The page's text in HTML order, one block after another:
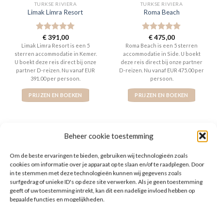
Beheer cookie toestemming
Om de beste ervaringen te bieden, gebruiken wij technologieën zoals
cookies om informatie over je apparaat op te slaan en/of te raadplegen. Door
in te stemmen met deze technologieën kunnen wij gegevens zoals
surfgedrag of unieke ID's op deze site verwerken. Als je geen toestemming
geeft of uw toestemming intrekt, kan dit een nadelige invloed hebben op
bepaalde functies en mogelijkheden.
TURKSE RIVIERA
Limak Limra Resort
Gewaardeerd
5uit 5
€391,00
Limak Limra Resort is een 5
sterren accommodatie in Kemer.
U boekt deze reis direct bij onze
partner D-reizen. Nu vanaf EUR
391.00 per persoon.
PRIJZEN EN BOEKEN
TURKSE RIVIERA
Roma Beach
Gewaardeerd
5uit 5
€475,00
Roma Beach is een 5 sterren
accommodatie in Side. U boekt
deze reis direct bij onze partner
D-reizen. Nu vanaf EUR 475.00 per
persoon.
PRIJZEN EN BOEKEN
WAT ZE OVER ONS ZEGGEN